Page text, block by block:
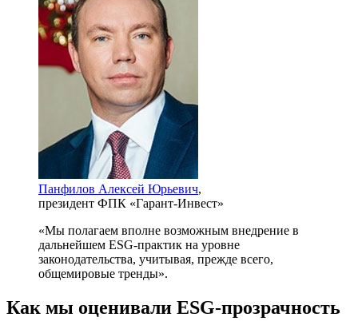
Панфилов Алексей Юрьевич,
президент ФПК «Гарант-Инвест»
«Мы полагаем вполне возможным внедрение в
дальнейшем ESG-практик на уровне
законодательства, учитывая, прежде всего,
общемировые тренды».
Как мы оценивали ESG-прозрачность